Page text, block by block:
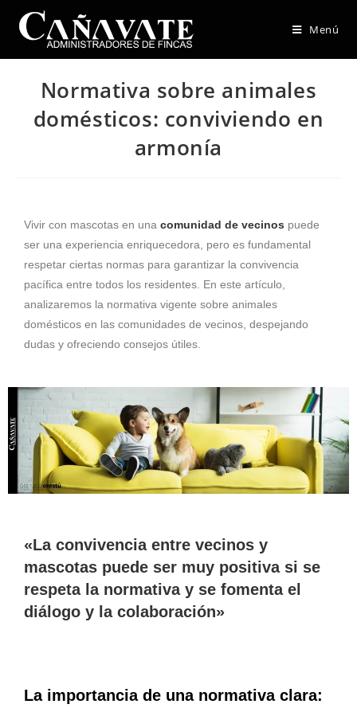
Menú
Normativa sobre animales
domésticos: conviviendo en
armonía
Vivir con mascotas en una comunidad de vecinos puede
ser una experiencia enriquecedora, pero es fundamental
respetar ciertas normas para garantizar la convivencia
pacífica entre todos los residentes. En este artículo,
analizaremos la normativa vigente sobre animales
domésticos en las comunidades de vecinos, despejando
dudas y ofreciendo consejos útiles.
«La convivencia entre vecinos y
mascotas puede ser muy positiva si se
respeta la normativa y se fomenta el
diálogo y la colaboración»
La importancia de una normativa clara: